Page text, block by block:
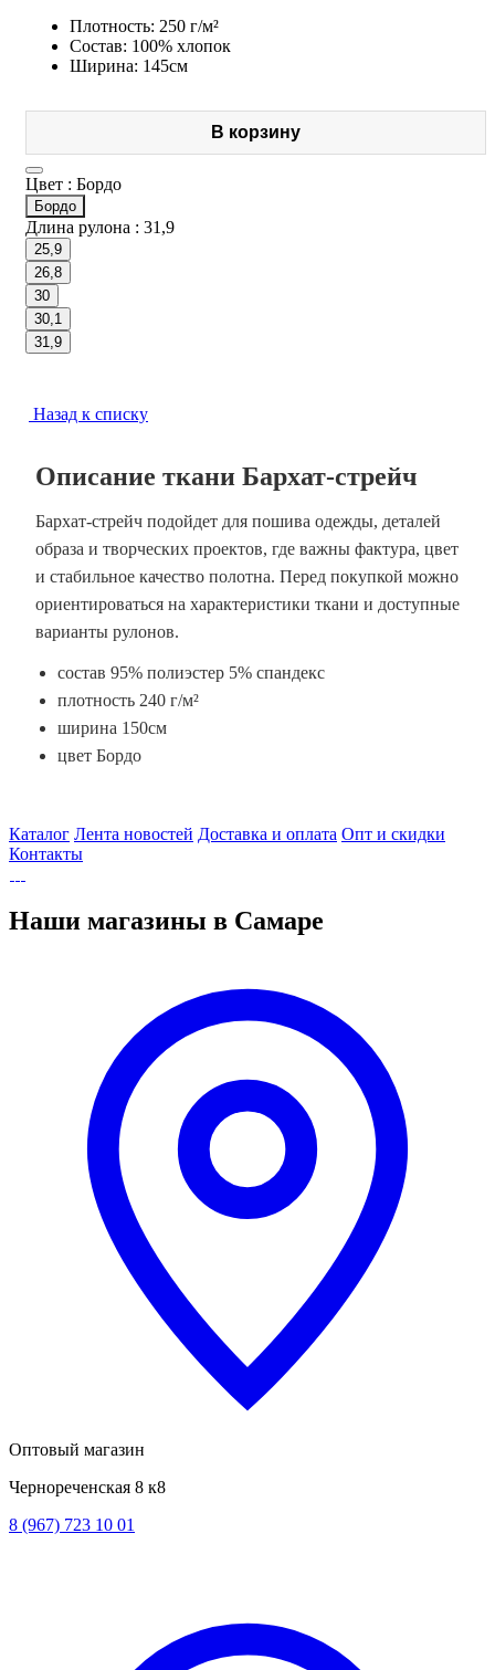
Плотность: 250 г/м²
Состав: 100% хлопок
Ширина: 145см
В корзину
Цвет : Бордо
Бордо
Длина рулона : 31,9
25,9
26,8
30
30,1
31,9
Назад к списку
Описание ткани Бархат-стрейч
Бархат-стрейч подойдет для пошива одежды, деталей
образа и творческих проектов, где важны фактура, цвет
и стабильное качество полотна. Перед покупкой можно
ориентироваться на характеристики ткани и доступные
варианты рулонов.
состав 95% полиэстер 5% спандекс
плотность 240 г/м²
ширина 150см
цвет Бордо
Каталог Лента новостей Доставка и оплата Опт и скидки
Контакты
Наши магазины в Самаре
Оптовый магазин
Чернореченская 8 к8
8 (967) 723 10 01